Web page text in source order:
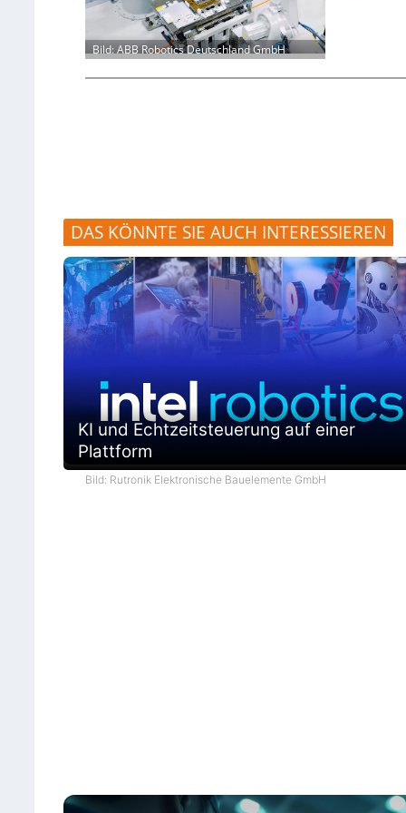
Bild: ABB Robotics Deutschland GmbH
DAS KÖNNTE SIE AUCH INTERESSIEREN
KI und Echtzeitsteuerung auf einer
Plattform
Bild: Rutronik Elektronische Bauelemente GmbH